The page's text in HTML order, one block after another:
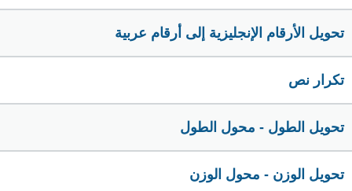
تحويل الأرقام الإنجليزية إلى أرقام عربية
تكرار نص
تحويل الطول - محول الطول
تحويل الوزن - محول الوزن